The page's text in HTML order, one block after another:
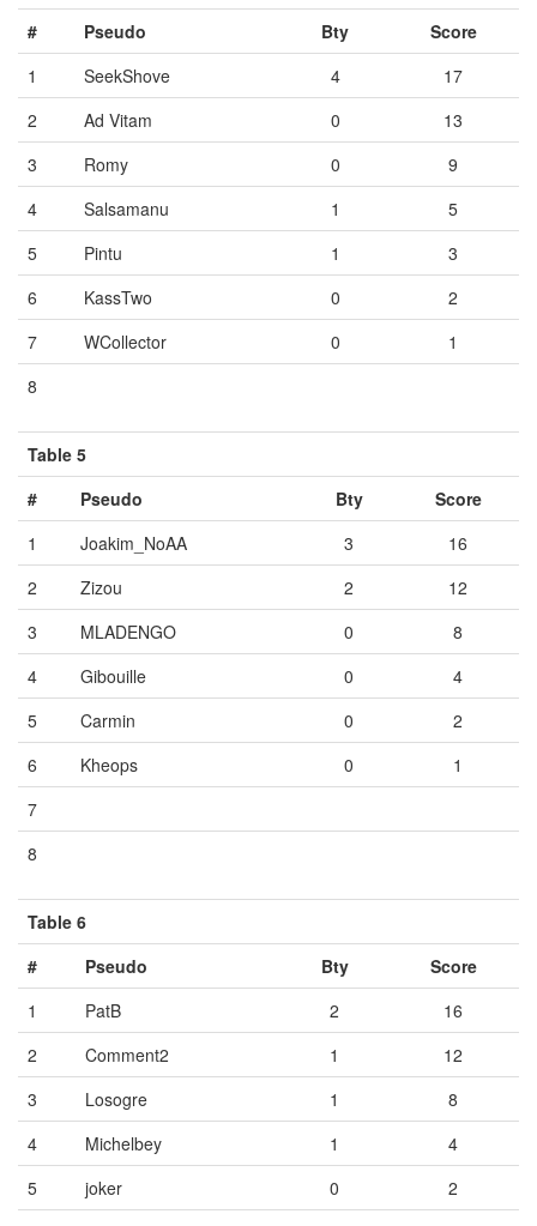
#
Pseudo Bty
Score
1
SeekShove 4
17
2
Ad Vitam 0
13
3
Romy 0
9
4
Salsamanu 1
5
5
Pintu 1
3
6
KassTwo 0
2
7
WCollector 0
1
8
Table 5
#
Pseudo Bty
Score
1
Joakim_NoAA 3
16
2
Zizou 2
12
3
MLADENGO 0
8
4
Gibouille 0
4
5
Carmin 0
2
6
Kheops 0
1
7
8
Table 6
#
Pseudo Bty
Score
1
PatB 2
16
2
Comment2 1
12
3
Losogre 1
8
4
Michelbey 1
4
5
joker 0
2